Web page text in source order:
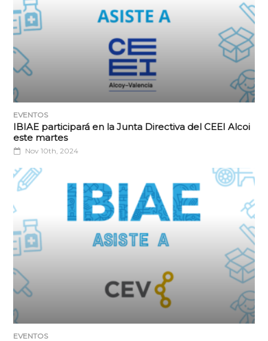
EVENTOS
IBIAE participará en la Junta Directiva del CEEI Alcoi
este martes
Nov 10th, 2024
EVENTOS